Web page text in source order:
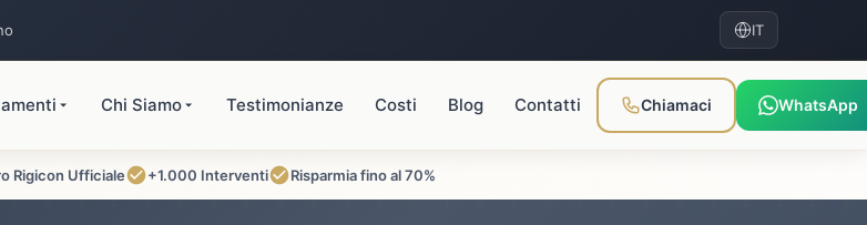
IT
Chi Siamo Testimonianze Costi Blog Contatti Chiamaci WhatsApp
Rigicon Ufficiale +1.000 Interventi Risparmia fino al 70%